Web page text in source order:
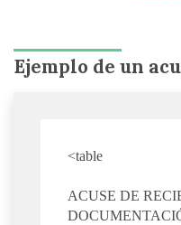
Ejemplo de un
<table
ACUSE DE